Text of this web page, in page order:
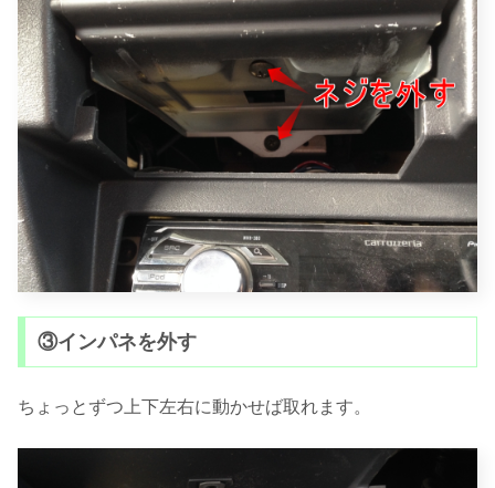
③インパネを外す
ちょっとずつ上下左右に動かせば取れます。